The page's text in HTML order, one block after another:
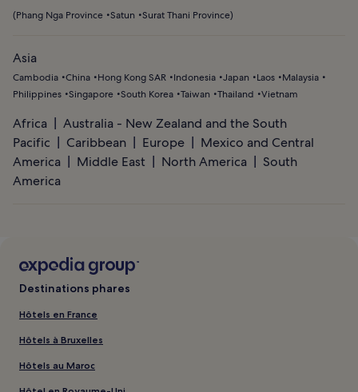
(Phang Nga Province Satun Surat Thani Province)
Asia
Cambodia China Hong Kong SAR Indonesia Japan Laos
Malaysia
Philippines Singapore South Korea Taiwan Thailand Vietnam
Africa
Australia - New Zealand and the South
Pacific
Caribbean Europe
Mexico and Central
America
Middle East North America
South
America
Destinations phares
Hôtels en France
Hôtels à Bruxelles
Hôtels au Maroc